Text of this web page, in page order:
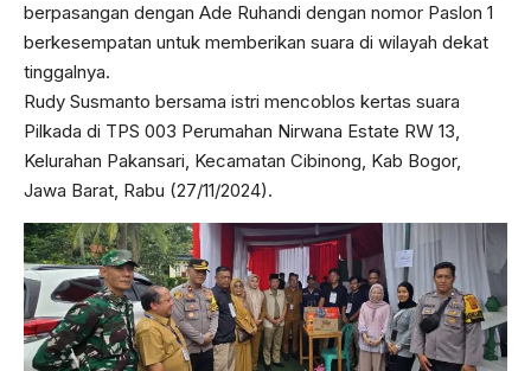
berpasangan dengan Ade Ruhandi dengan nomor Paslon 1
berkesempatan untuk memberikan suara di wilayah dekat
tinggalnya.
Rudy Susmanto bersama istri mencoblos kertas suara
Pilkada di TPS 003 Perumahan Nirwana Estate RW 13,
Kelurahan Pakansari, Kecamatan Cibinong, Kab Bogor,
Jawa Barat, Rabu (27/11/2024).